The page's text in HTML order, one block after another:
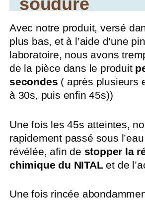
soudure
Avec notre produit, versé
plus bas, et à l’aide d’une
laboratoire, nous avons
de la pièce dans le produit
secondes ( après plusieurs
à 30s, puis enfin 45s))
Une fois les 45s atteintes,
rapidement passé sous
révélée, afin de stopper la
chimique du NITALet de
Une fois rincée